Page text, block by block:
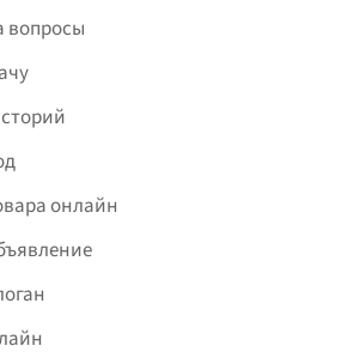
вопросы
онлайн